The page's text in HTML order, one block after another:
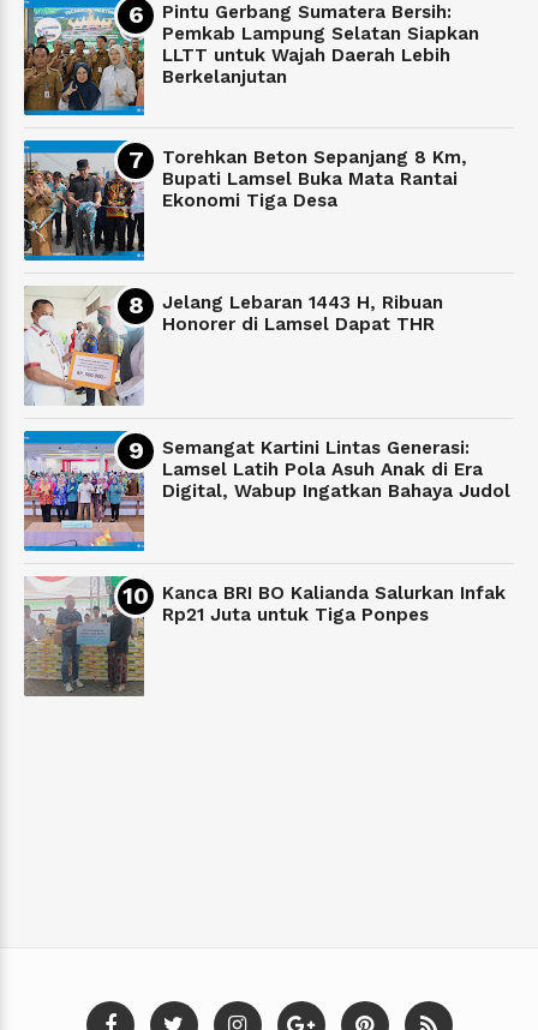
Pintu Gerbang Sumatera Bersih:
Pemkab Lampung Selatan Siapkan
LLTT untuk Wajah Daerah Lebih
Berkelanjutan
Torehkan Beton Sepanjang 8 Km,
Bupati Lamsel Buka Mata Rantai
Ekonomi Tiga Desa
Jelang Lebaran 1443 H, Ribuan
Honorer di Lamsel Dapat THR
Semangat Kartini Lintas Generasi:
Lamsel Latih Pola Asuh Anak di Era
Digital, Wabup Ingatkan Bahaya Judol
Kanca BRI BO Kalianda Salurkan Infak
Rp21 Juta untuk Tiga Ponpes